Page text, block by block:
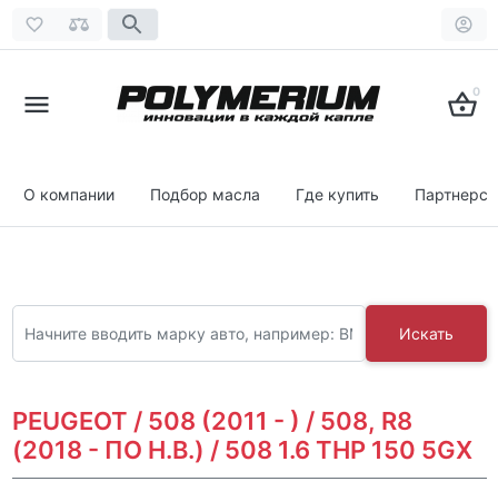
0
О компании Подбор масла Где купить
Искать
PEUGEOT / 508 (2011 - ) / 508, R8
(2018 - ПО Н.В.) / 508 1.6 THP 150 5GX